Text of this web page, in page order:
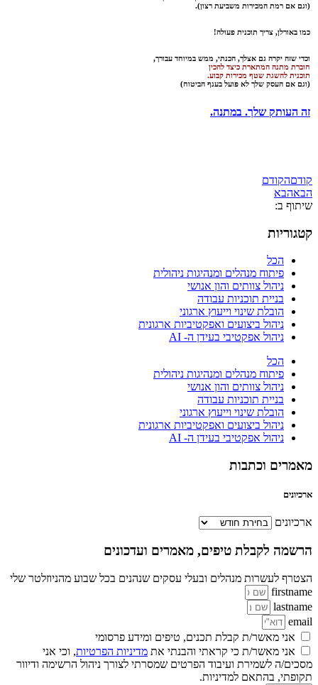
(וגם אם רמת המכירות משביעת רצון).
כמו באורלן, צריך תוכנית פעולה!
וכדי שזה יקרה גם אצלך, הכנתי, ממש במיוחד עבורך,
חוברת מתנה המתארת כיצד להכין
תוכנית להשגת שטף מכירות קבוע.
(וגם אם העסק שלך לא פועל בענף הביטוח)
זה העותק שלך. במתנה.
קודםהקודם
הבאהבא
שיתוף ב:
קטגוריות
הכל
פיתוח מנהלים ומנהיגות ניהולית
ניהול צוותים והון אנושי
בניית תוכניות עבודה
הובלת שינוי וייעוץ ארגוני
ניהול ביצועים ואפקטיביות ארגונית
ניהול אפקטיבי בעידן ה- AI
הכל
פיתוח מנהלים ומנהיגות ניהולית
ניהול צוותים והון אנושי
בניית תוכניות עבודה
הובלת שינוי וייעוץ ארגוני
ניהול ביצועים ואפקטיביות ארגונית
ניהול אפקטיבי בעידן ה- AI
מאמרים וכתבות
ארכיונים
ארכיונים
הרשמה לקבלת טיפים, מאמרים ועדכונים
הצטרף לעשרות מנהלים ובעלי עסקים שנהנים בכל שבוע מהניוזלטר שלי
firstname
lastname
email
אני מאשר/ת קבלת תכנים, טיפים ומידע פרסומי
אני מאשר/ת כי קראתי והבנתי את מדיניות הפרטיות, וכי אני
מסכים/ה לשמירת ועיבוד הפרטים שמסרתי לצורך ניהול הרשימה ודיוור
תקופתי, בהתאם למדיניות.